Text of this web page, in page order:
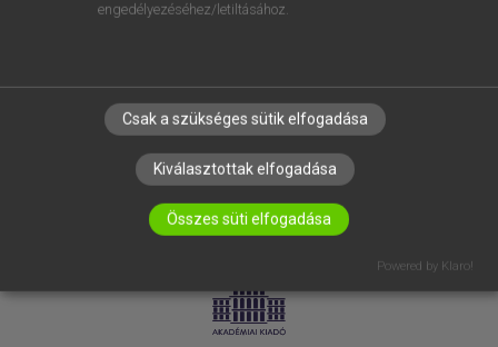
LICENCSZERZŐDÉS ADATVÉDELEM
engedélyezéséhez/letiltásához.
Csak a szükséges sütik elfogadása
Kiválasztottak elfogadása
Összes süti elfogadása
Powered by Klaro!